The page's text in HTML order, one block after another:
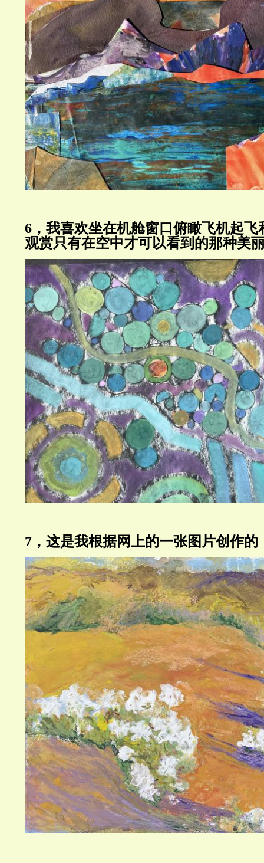
6，我喜欢坐在机舱窗口俯瞰飞机起飞
观赏只有在空中才可以看到的那种美
7，这是我根据网上的一张图片创作的